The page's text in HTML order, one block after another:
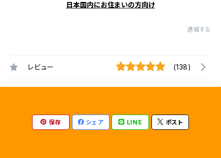
日本国内にお住まいの方向け
通報する
レビュー (138)
保存 シェア LINE ポスト